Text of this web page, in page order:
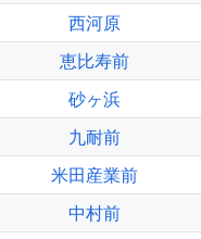
西河原
恵比寿前
砂ヶ浜
九耐前
米田産業前
中村前